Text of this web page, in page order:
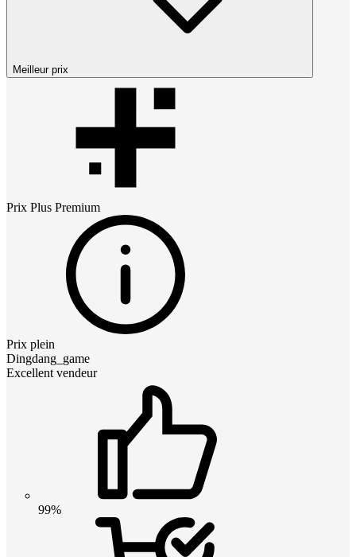
Meilleur prix
Prix Plus Premium
Prix plein
Dingdang_game
Excellent vendeur
99%